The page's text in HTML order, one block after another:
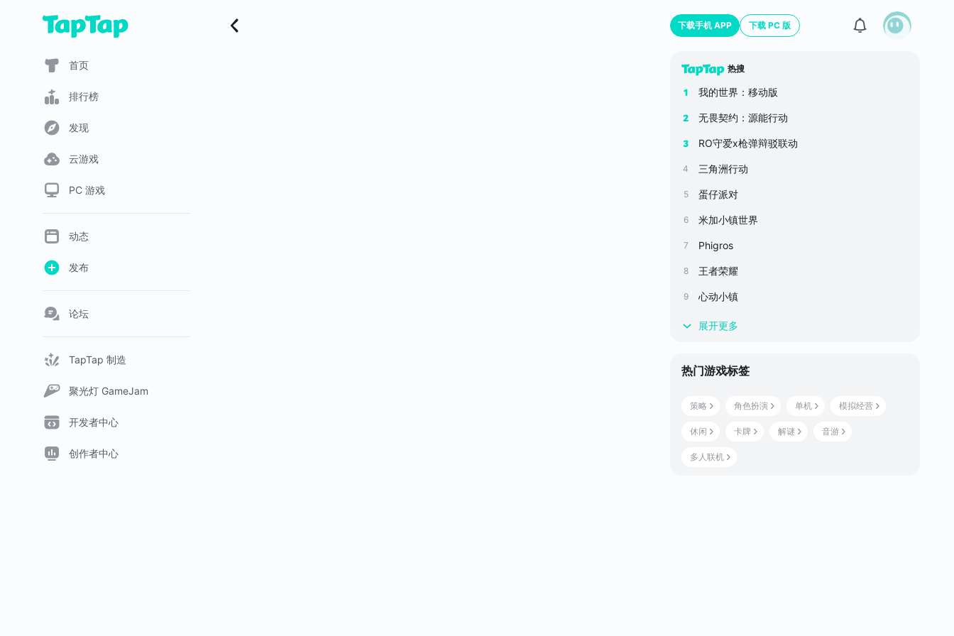
首页
排行榜
发现
云游戏
PC 游戏
动态
发布
论坛
TapTap 制造
聚光灯 GameJam
开发者中心
创作者中心
下载手机 APP 下载 PC 版
热搜
1 我的世界：移动版
2 无畏契约：源能行动
3 RO守爱x枪弹辩驳联动
4 三角洲行动
5 蛋仔派对
6 米加小镇世界
7 Phigros
8 王者荣耀
9 心动小镇
展开更多
热门游戏标签
策略 角色扮演 单机 模拟经营
休闲 卡牌 解谜 音游
多人联机